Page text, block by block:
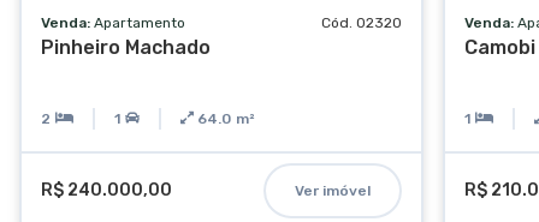
Venda: Apartamento Cód. 02320
Pinheiro Machado
2 1 64.0 m²
R$ 240.000,00 Ver imóvel
Venda:
Camobi
1
R$